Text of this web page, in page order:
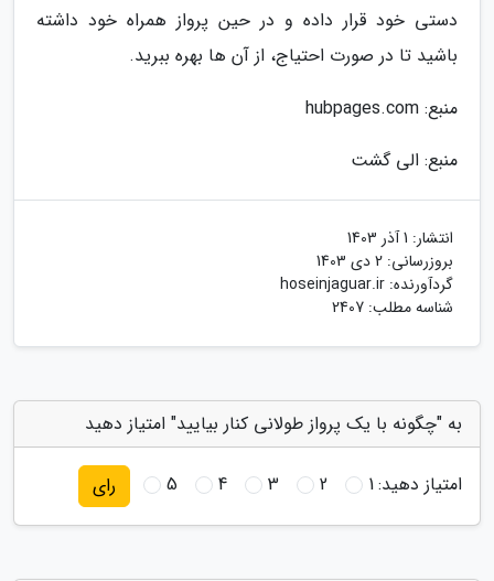
دستی خود قرار داده و در حین پرواز همراه خود داشته
باشید تا در صورت احتیاج، از آن ها بهره ببرید.
منبع: hubpages.com
منبع: الی گشت
انتشار: 1 آذر 1403
بروزرسانی: 2 دی 1403
گردآورنده: hoseinjaguar.ir
شناسه مطلب: 2407
به "چگونه با یک پرواز طولانی کنار بیایید" امتیاز دهید
امتیاز دهید:1
2
3
4
5 رای